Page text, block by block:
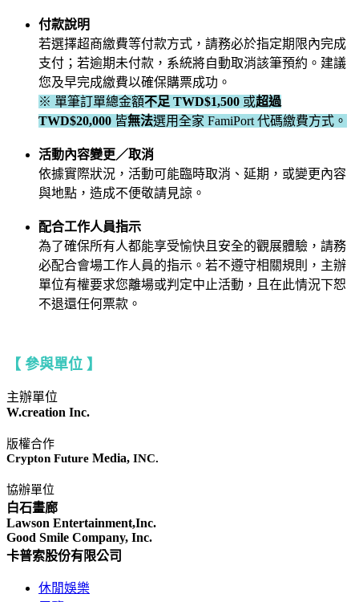
付款說明
若選擇超商繳費等付款方式，請務必於指定期限內完成
支付；若逾期未付款，系統將自動取消該筆預約。建議
您及早完成繳費以確保購票成功。
※ 單筆訂單總金額不足 TWD$1,500 或超過
TWD$20,000 皆無法選用全家 FamiPort 代碼繳費方式。
活動內容變更／取消
依據實際狀況，活動可能臨時取消、延期，或變更內容
與地點，造成不便敬請見諒。
配合工作人員指示
為了確保所有人都能享受愉快且安全的觀展體驗，請務
必配合會場工作人員的指示。若不遵守相關規則，主辦
單位有權要求您離場或判定中止活動，且在此情況下恕
不退還任何票款。
【 參與單位 】
主辦單位
W.creation Inc.
版權合作
Crypton Future Media, INC.
協辦單位
白石畫廊
Lawson Entertainment,Inc.
Good Smile Company, Inc.
卡普索股份有限公司
休閒娛樂